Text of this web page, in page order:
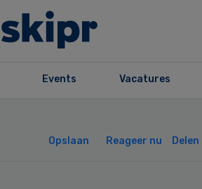
Events Vacatures
Opslaan Reageer nu Delen